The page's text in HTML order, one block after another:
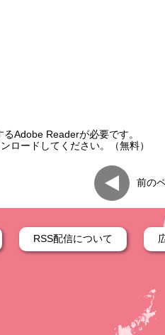
Adobe Readerが必要です。
ロードしてください。（無料）
前の
RSS配信について